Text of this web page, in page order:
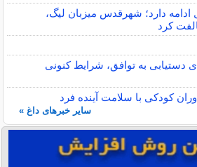
ادامه دارد؛ شهرقدس میزبان لیگ،
دستیابی به توافق، شرایط کنونی
کودکی با سلامت آینده فرد
سایر خبرهای داغ »